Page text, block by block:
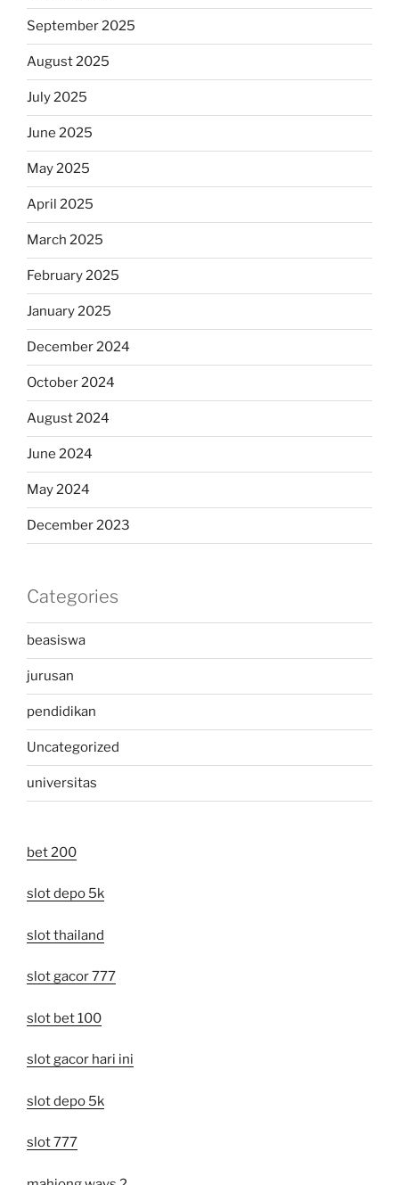
September 2025
August 2025
July 2025
June 2025
May 2025
April 2025
March 2025
February 2025
January 2025
December 2024
October 2024
August 2024
June 2024
May 2024
December 2023
Categories
beasiswa
jurusan
pendidikan
Uncategorized
universitas
bet 200
slot depo 5k
slot thailand
slot gacor 777
slot bet 100
slot gacor hari ini
slot depo 5k
slot 777